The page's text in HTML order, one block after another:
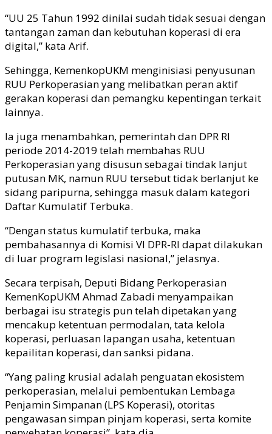
“UU 25 Tahun 1992 dinilai sudah tidak sesuai dengan
tantangan zaman dan kebutuhan koperasi di era
digital,” kata Arif.
Sehingga, KemenkopUKM menginisiasi penyusunan
RUU Perkoperasian yang melibatkan peran aktif
gerakan koperasi dan pemangku kepentingan terkait
lainnya.
Ia juga menambahkan, pemerintah dan DPR RI
periode 2014-2019 telah membahas RUU
Perkoperasian yang disusun sebagai tindak lanjut
putusan MK, namun RUU tersebut tidak berlanjut ke
sidang paripurna, sehingga masuk dalam kategori
Daftar Kumulatif Terbuka.
“Dengan status kumulatif terbuka, maka
pembahasannya di Komisi VI DPR-RI dapat dilakukan
di luar program legislasi nasional,” jelasnya.
Secara terpisah, Deputi Bidang Perkoperasian
KemenKopUKM Ahmad Zabadi menyampaikan
berbagai isu strategis pun telah dipetakan yang
mencakup ketentuan permodalan, tata kelola
koperasi, perluasan lapangan usaha, ketentuan
kepailitan koperasi, dan sanksi pidana.
“Yang paling krusial adalah penguatan ekosistem
perkoperasian, melalui pembentukan Lembaga
Penjamin Simpanan (LPS Koperasi), otoritas
pengawasan simpan pinjam koperasi, serta komite